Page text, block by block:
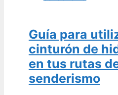
Guía para
cinturón de
en tus rutas
senderismo